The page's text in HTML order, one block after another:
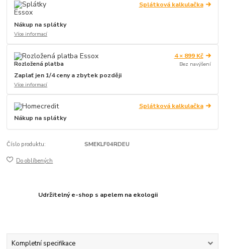
Splátková kalkulačka
Nákup na splátky
Více informací
Rozložená platba
4 × 899 Kč
Bez navýšení
Zaplať jen 1/4 ceny a zbytek později
Více informací
Splátková kalkulačka
Nákup na splátky
Číslo produktu: SMEKLF04RDEU
Do oblíbených
Udržitelný e-shop s apelem na ekologii
Kompletní specifikace